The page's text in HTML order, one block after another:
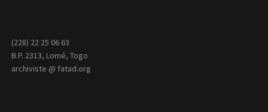
(228) 22 25 06 63
B.P. 2313, Lomé, Togo
archiviste @ fatad.org